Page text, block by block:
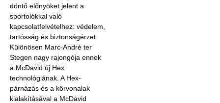
döntő előnyöket jelent a
sportolókkal való
kapcsolatfelvételhez: védelem,
tartósság és biztonságérzet.
Különösen Marc-Andrè ter
Stegen nagy rajongója ennek
a McDavid új Hex
technológiának. A Hex-
párnázás és a körvonalak
kialakításával a McDavid